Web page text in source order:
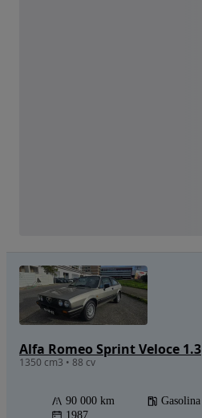
Alfa Romeo Sprint Veloce 1.3
1350 cm3 • 88 cv
90 000 km Gasolina
1987